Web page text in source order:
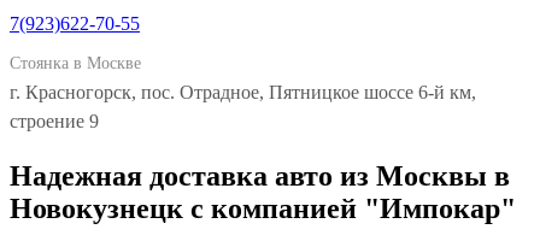
7(923)622-70-55
Стоянка в Москве
г. Красногорск, пос. Отрадное, Пятницкое шоссе 6-й км,
строение 9
Надежная доставка авто из Москвы в
Новокузнецк с компанией "Импокар"